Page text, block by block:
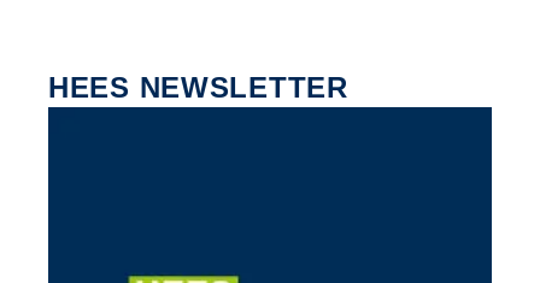
HEES NEWSLETTER